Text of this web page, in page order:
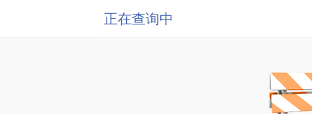
正在查询中